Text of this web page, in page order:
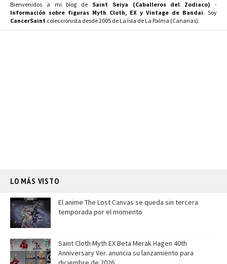
Bienvenidos a mi blog de Saint Seiya (Caballeros del Zodiaco) -
Información sobre figuras Myth Cloth, EX y Vintage de Bandai. Soy
CancerSaint coleccionista desde 2005 de La Isla de La Palma (Canarias).
LO MÁS VISTO
El anime The Lost Canvas se queda sin tercera
temporada por el momento
Saint Cloth Myth EX Beta Merak Hagen 40th
Anniversary Ver. anuncia su lanzamiento para